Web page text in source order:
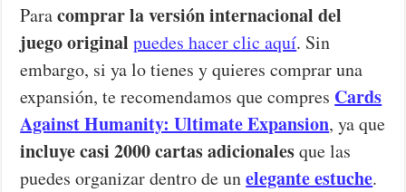
Paracomprar la versión internacional del
juego original puedes hacer clic aquí. Sin
embargo, si ya lo tienes y quieres comprar una
expansión, te recomendamos que compres Cards
Against Humanity: Ultimate Expansion, ya que
incluye casi 2000 cartas adicionalesque las
puedes organizar dentro de unelegante estuche.